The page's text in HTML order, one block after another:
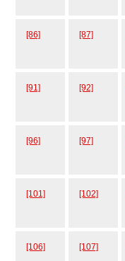
[86] [87]
[91] [92]
[96] [97]
[101] [102]
[106] [107]